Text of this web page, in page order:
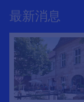
最新消息